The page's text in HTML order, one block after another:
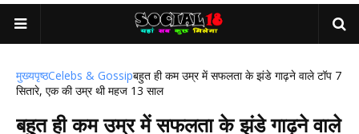
मुख्यपृष्ठCelebs & Gossipबहुत ही कम उम्र में सफलता के झंडे गाढ़ने वाले टॉप 7
सितारे, एक की उम्र थी महज 13 साल
बहुत ही कम उम्र में सफलता के झंडे गाढ़ने वाले